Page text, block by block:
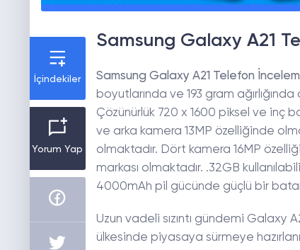
İçindekiler
Yorum Yap
Samsung Galaxy A21
Samsung Galaxy A21 Telefon
boyutlarında ve 193 gram
Çözünürlük 720 x 1600 piksel ve inç
ve arka kamera 13MP özelliğinde
olmaktadır. Dört kamera 16MP
markası olmaktadır. .32GB
4000mAh pil gücünde güçlü bir
Uzun vadeli sızıntı gündemi
ülkesinde piyasaya sürmeye